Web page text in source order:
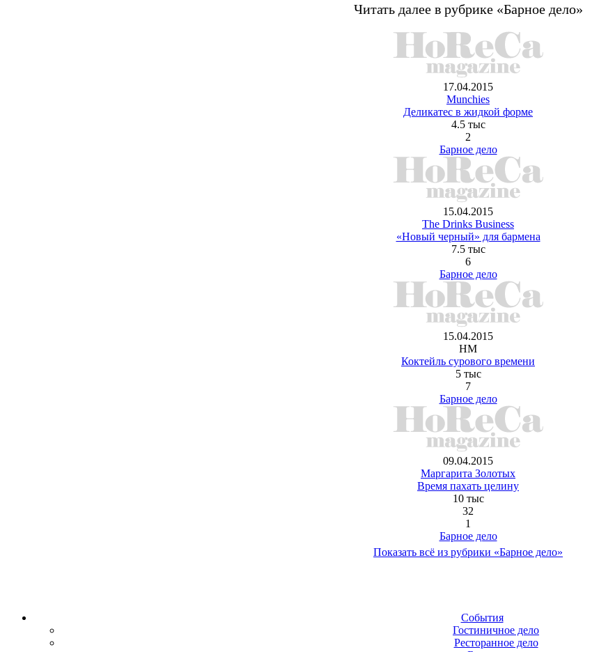
Читать далее в рубрике «Барное дело»
17.04.2015
Munchies
Деликатес в жидкой форме
4.5 тыс
2
Барное дело
15.04.2015
The Drinks Business
«Новый черный» для бармена
7.5 тыс
6
Барное дело
15.04.2015
HM
Коктейль сурового времени
5 тыс
7
Барное дело
09.04.2015
Маргарита Золотых
Время пахать целину
10 тыс
32
1
Барное дело
Показать всё из рубрики «Барное дело»
События
Гостиничное дело
Ресторанное дело